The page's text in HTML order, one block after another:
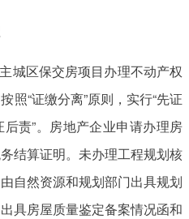
城区保交房项目办理不动产权
照“证缴分离”原则，实行“先证
责”。房地产企业申请办理房
结算证明。未办理工程规划核
自然资源和规划部门出具规划
具房屋质量鉴定备案情况函和